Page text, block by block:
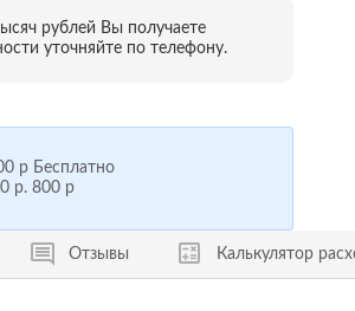
рублей Вы получаете
уточняйте по телефону.
р Бесплатно
р. 800 р
Отзывы Калькулятор